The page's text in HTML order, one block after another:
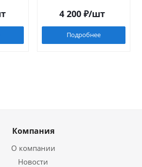
4 200₽/шт
Подробнее
Компания
О компании
Новости